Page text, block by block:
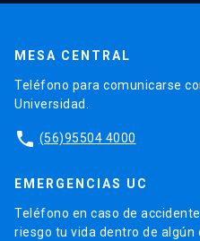
MESA CENTRAL
Teléfono para comunicarse
Universidad.
phone (56)95504 4000
EMERGENCIAS UC
Teléfono en caso de
riesgo tu vida dentro de algún